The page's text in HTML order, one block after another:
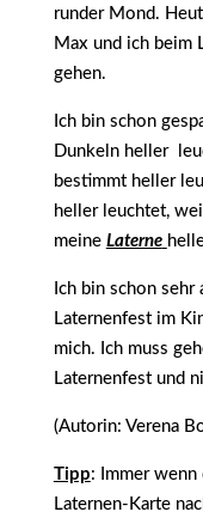
runder Mond.
Max und ich beim
gehen.
Ich bin schon
Dunkeln heller
bestimmt heller
heller leuchtet,
meine Laterne
Ich bin schon
Laternenfest im
mich. Ich muss
Laternenfest und
(Autorin: Verena
Tipp: Immer wenn
Laternen-Karte